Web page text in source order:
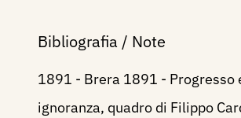
Bibliografia / Note
1891 - Brera 1891 - Progresso
ignoranza, quadro di Filippo